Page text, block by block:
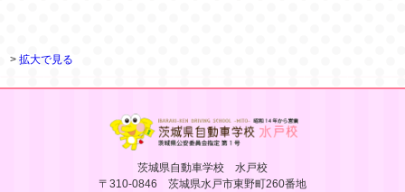
>拡大で見る
茨城県自動車学校 水戸校
〒310-0846 茨城県水戸市東野町260番地